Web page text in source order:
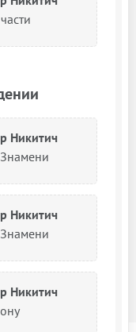
Никитич
Никитич
Никитич